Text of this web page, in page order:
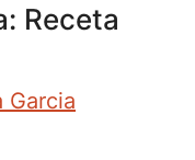
Receta
Garcia